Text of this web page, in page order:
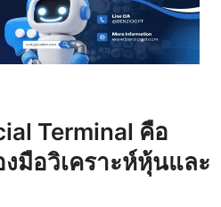
Terminal คือ
งมือวิเคราะห์หุ้นและ